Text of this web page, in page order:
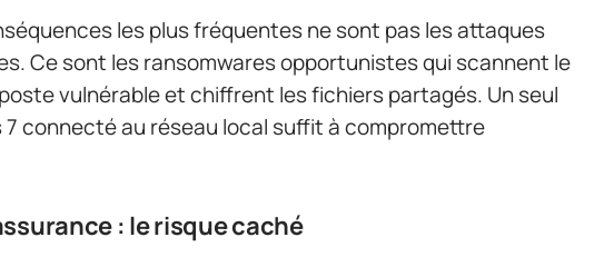
les plus fréquentes ne sont pas les attaques
Ce sont les ransomwares opportunistes qui scannent le
vulnérable et chiffrent les fichiers partagés. Un seul
connecté au réseau local suffit à compromettre
: le risque caché